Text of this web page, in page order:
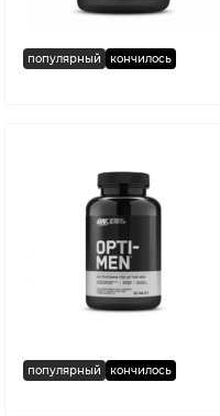
популярный кончилось
популярный кончилось